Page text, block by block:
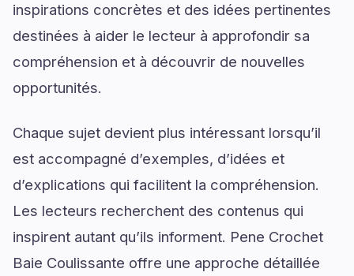
inspirations concrètes et des idées pertinentes
destinées à aider le lecteur à approfondir sa
compréhension et à découvrir de nouvelles
opportunités.
Chaque sujet devient plus intéressant lorsqu’il
est accompagné d’exemples, d’idées et
d’explications qui facilitent la compréhension.
Les lecteurs recherchent des contenus qui
inspirent autant qu’ils informent. Pene Crochet
Baie Coulissante offre une approche détaillée